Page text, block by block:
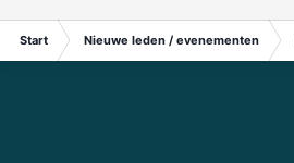
Start Nieuwe leden / evenementen